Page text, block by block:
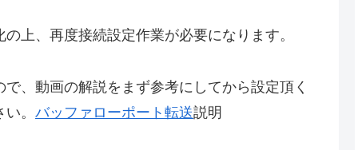
上、再度接続設定作業が必要になります。
、動画の解説をまず参考にしてから設定頂く
。 バッファローポート転送説明